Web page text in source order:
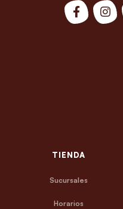
TIENDA
Sucursales
Horarios